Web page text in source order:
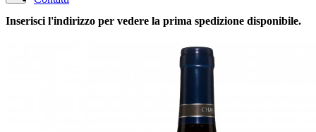
Inserisci l'indirizzo per vedere la prima spedizione disponibile.